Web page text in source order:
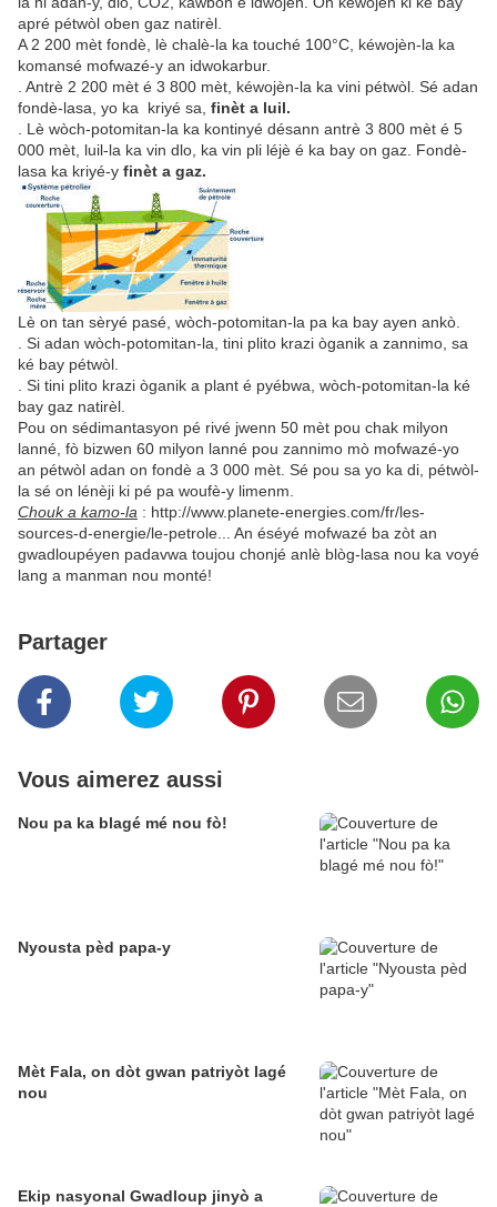
apré pétwòl oben gaz natirèl.
A 2 200 mèt fondè, lè chalè-la ka touché 100°C, kéwojèn-la ka
komansé mofwazé-y an idwokarbur.
. Antrè 2 200 mèt é 3 800 mèt, kéwojèn-la ka vini pétwòl. Sé adan
fondè-lasa, yo ka kriyé sa, finèt a luil.
. Lè wòch-potomitan-la ka kontinyé désann antrè 3 800 mèt é 5
000 mèt, luil-la ka vin dlo, ka vin pli léjè é ka bay on gaz. Fondè-
lasa ka kriyé-y finèt a gaz.
Lè on tan sèryé pasé, wòch-potomitan-la pa ka bay ayen ankò.
. Si adan wòch-potomitan-la, tini plito krazi òganik a zannimo, sa
ké bay pétwòl.
. Si tini plito krazi òganik a plant é pyébwa, wòch-potomitan-la ké
bay gaz natirèl.
Pou on sédimantasyon pé rivé jwenn 50 mèt pou chak milyon
lanné, fò bizwen 60 milyon lanné pou zannimo mò mofwazé-yo
an pétwòl adan on fondè a 3 000 mèt. Sé pou sa yo ka di, pétwòl-
la sé on lénèji ki pé pa woufè-y limenm.
Chouk a kamo-la : http://www.planete-energies.com/fr/les-
sources-d-energie/le-petrole... An éséyé mofwazé ba zòt an
gwadloupéyen padavwa toujou chonjé anlè blòg-lasa nou ka voyé
lang a manman nou monté!
Partager
Vous aimerez aussi
Nou pa ka blagé mé nou fò!
Nyousta pèd papa-y
Mèt Fala, on dòt gwan patriyòt lagé
nou
Ekip nasyonal Gwadloup jinyò a